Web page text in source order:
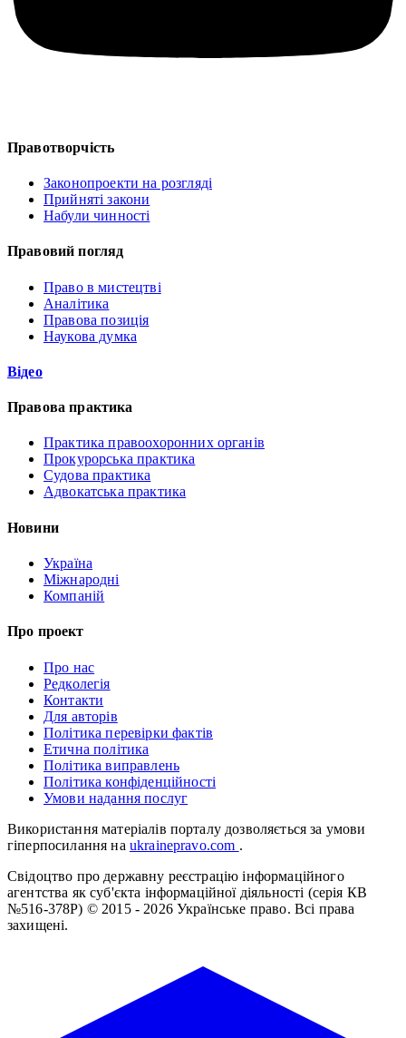
Правотворчість
Законопроекти на розгляді
Прийняті закони
Набули чинності
Правовий погляд
Право в мистецтві
Аналітика
Правова позиція
Наукова думка
Відео
Правова практика
Практика правоохоронних органів
Прокурорська практика
Судова практика
Адвокатська практика
Новини
Україна
Міжнародні
Компаній
Про проект
Про нас
Редколегія
Контакти
Для авторів
Політика перевірки фактів
Етична політика
Політика виправлень
Політика конфіденційності
Умови надання послуг
Використання матеріалів порталу дозволяється за умови
гіперпосилання на ukrainepravo.com .
Свідоцтво про державну реєстрацію інформаційного
агентства як суб'єкта інформаційної діяльності (серія КВ
№516-378Р) © 2015 - 2026 Українське право. Всі права
захищені.